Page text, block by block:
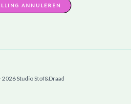
ANNULEREN
2026 Studio Stof&Draad